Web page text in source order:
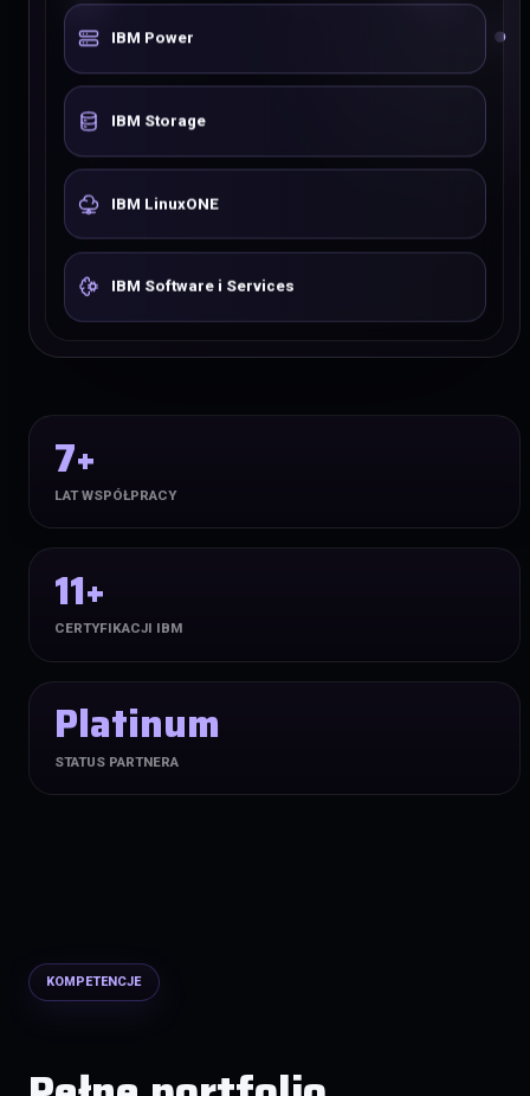
IBM Power
IBM Storage
IBM LinuxONE
IBM Software i Services
7+
LAT WSPÓŁPRACY
11+
CERTYFIKACJI IBM
Platinum
STATUS PARTNERA
KOMPETENCJE